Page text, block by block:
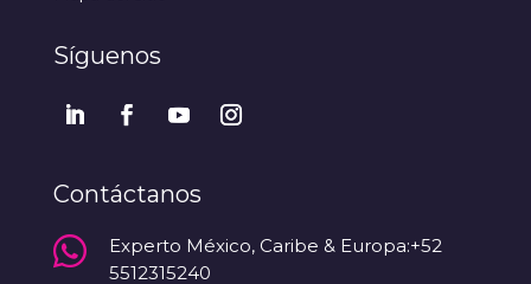
Síguenos
Contáctanos

Experto México, Caribe & Europa:+52
5512315240